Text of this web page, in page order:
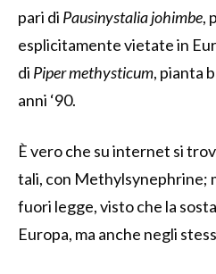
pari di Pausinystalia johimbe,
esplicitamente vietate in
di Piper methysticum, pianta
anni ‘90.
È vero che su internet si
tali, con Methylsynephrine;
fuori legge, visto che la
Europa, ma anche negli